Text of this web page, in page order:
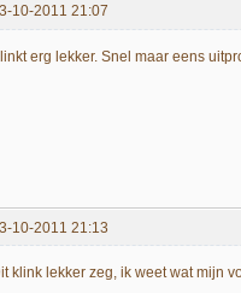
10-2011 21:07
erg lekker. Snel maar eens
10-2011 21:13
klink lekker zeg, ik weet wat mijn